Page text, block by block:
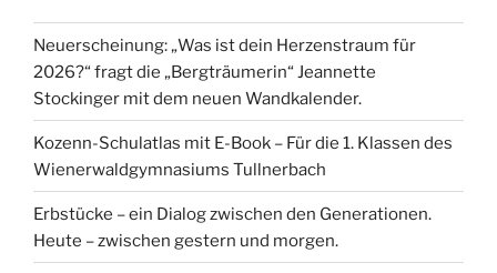
Neuerscheinung: „Was ist dein Herzenstraum für
2026?“ fragt die „Bergträumerin“ Jeannette
Stockinger mit dem neuen Wandkalender.
Kozenn-Schulatlas mit E-Book – Für die 1. Klassen des
Wienerwaldgymnasiums Tullnerbach
Erbstücke – ein Dialog zwischen den Generationen.
Heute – zwischen gestern und morgen.